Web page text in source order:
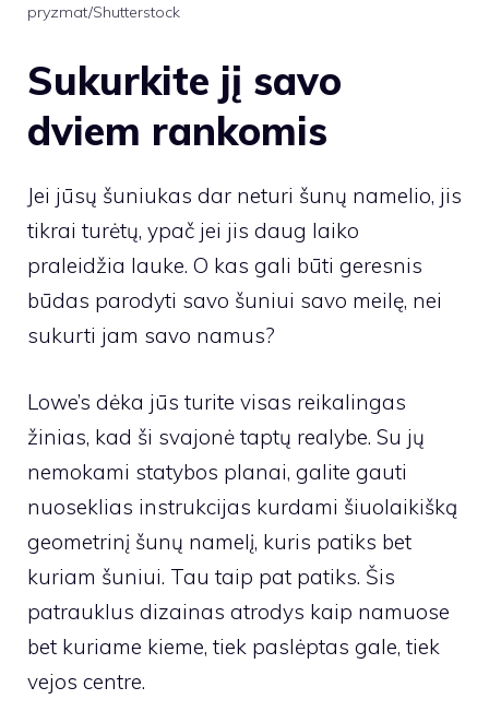
pryzmat/Shutterstock
Sukurkite jį savo
dviem rankomis
Jei jūsų šuniukas dar neturi šunų namelio, jis
tikrai turėtų, ypač jei jis daug laiko
praleidžia lauke. O kas gali būti geresnis
būdas parodyti savo šuniui savo meilę, nei
sukurti jam savo namus?
Lowe’s dėka jūs turite visas reikalingas
žinias, kad ši svajonė taptų realybe. Su jų
nemokami statybos planai, galite gauti
nuoseklias instrukcijas kurdami šiuolaikišką
geometrinį šunų namelį, kuris patiks bet
kuriam šuniui. Tau taip pat patiks. Šis
patrauklus dizainas atrodys kaip namuose
bet kuriame kieme, tiek paslėptas gale, tiek
vejos centre.